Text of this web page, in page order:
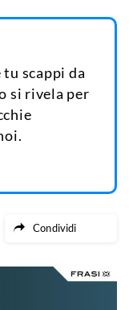
scappi da
si rivela per
Condividi